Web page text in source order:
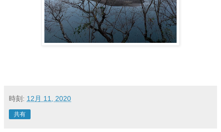
時刻: 12月 11, 2020
共有